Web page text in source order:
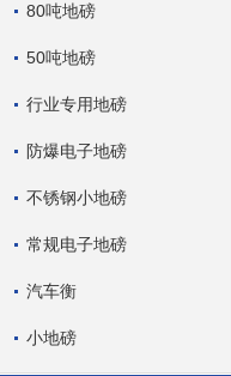
80吨地磅
50吨地磅
行业专用地磅
防爆电子地磅
不锈钢小地磅
常规电子地磅
汽车衡
小地磅